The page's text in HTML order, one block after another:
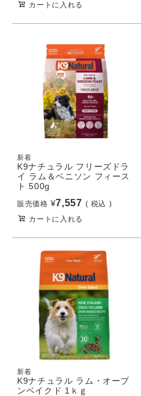
カートに入れる
新着
K9ナチュラル フリーズドラ
イ ラム＆ベニソン フィース
ト 500g
販売価格 ¥7,557
税込
カートに入れる
新着
K9ナチュラル ラム・オーブ
ンベイクド 1ｋｇ